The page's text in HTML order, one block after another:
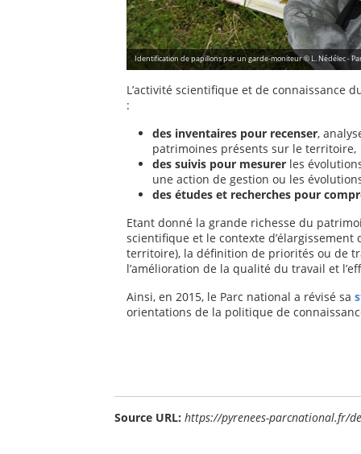
Identification de papillons par un garde-moniteur © L. Nédélec -
L’activité scientifique et de connaissance
:
des inventaires pour recenser,
patrimoines présents sur le territoire,
des suivis pour mesurer les
une action de gestion ou les
des études et recherches pour
Etant donné la grande richesse du
scientifique et le contexte
territoire), la définition de priorités ou de
l’amélioration de la qualité du travail et
Ainsi, en 2015, le Parc national a révisé sa
orientations de la politique de
Source URL: https://pyrenees-parcnational.fr/